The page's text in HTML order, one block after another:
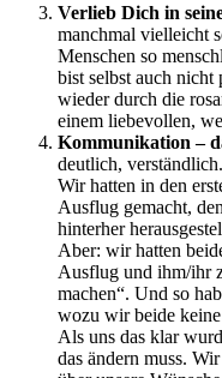
Verlieb Dich in
manchmal vielleicht
Menschen so
bist selbst auch
wieder durch die
einem liebevollen,
Kommunikation –
deutlich, verständlich.
Wir hatten in den
Ausflug gemacht,
hinterher
Aber: wir hatten
Ausflug und ihm/ihr
machen“. Und so
wozu wir beide
Als uns das klar
das ändern muss.